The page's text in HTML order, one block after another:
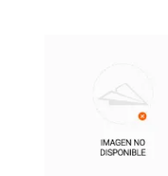
50%
dcto.